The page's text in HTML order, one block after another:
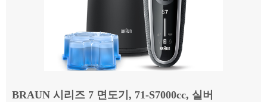
BRAUN 시리즈 7 면도기, 71-S7000cc, 실버